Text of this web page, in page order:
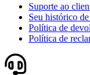
Suporte ao cliente​​​​‌
Seu histórico
Política de
Política de